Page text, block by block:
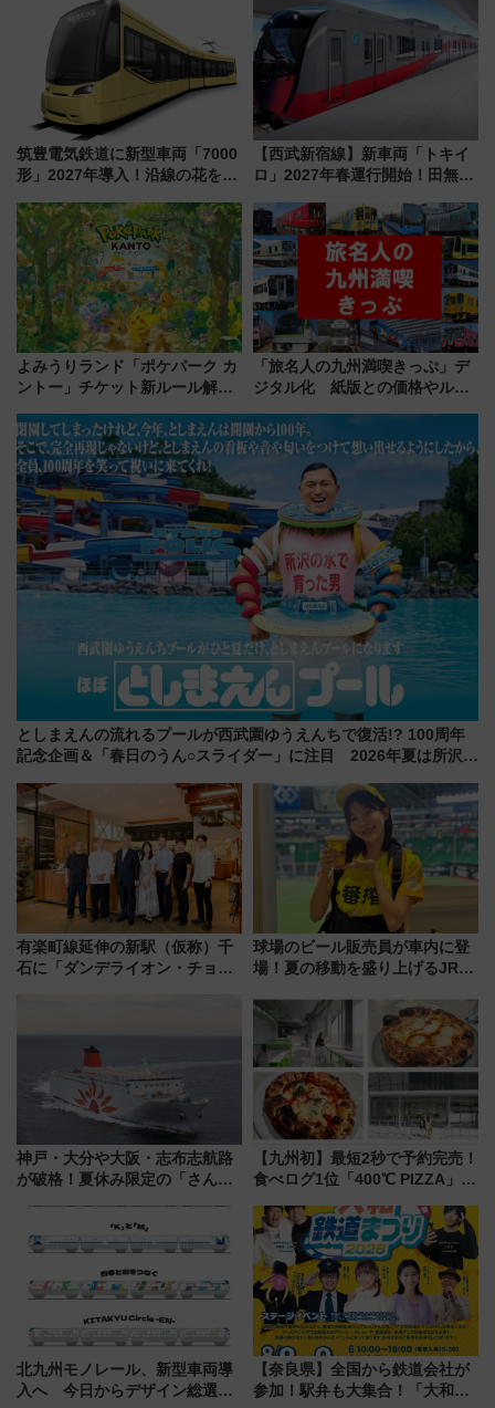
客室」や海鮮丼が人気の朝食ビ
ュッフェを現地レポ
の絶景＆限定グルメを網羅！煩
雑な手続きも不要でお手軽に楽
しめるプランが登場
筑豊電気鉄道に新型車両「7000
形」2027年導入！沿線の花をイ
内は落ち着いたゆとりある空間
に
【西武新宿線】新車両「トキイ
ロ」2027年春運行開始！田無・
「第2弾」も
よみうりランド「ポケパーク カ
ントー」チケット新ルール解
本人確認が11月スタート
「旅名人の九州満喫きっぷ」デ
ジタル化 紙版との価格やルー
としまえんの流れるプールが西武園ゆうえんちで復活!? 100周年
記念企画＆「春日のうん○スライダー」に注目 2026年夏は所沢へ
有楽町線延伸の新駅（仮称）千
石に「ダンデライオン・チョコ
球場のビール販売員が車内に登
場！夏の移動を盛り上げるJR九
月7日限定 ソフトバンクホーク
スとコラボ
神戸・大分や大阪・志布志航路
が破格！夏休み限定の「さんふ
ート 夕朝食ビュッフェ付きで
快適な船旅はいかが？
【九州初】最短2秒で予約完売！
食べログ1位「400℃ PIZZA」が
プン。もつ鍋風など限定メニュ
ーも
北九州モノレール、新型車両導
入へ 今日からデザイン総選挙
【奈良県】全国から鉄道会社が
参加！駅弁も大集合！「大和鉄